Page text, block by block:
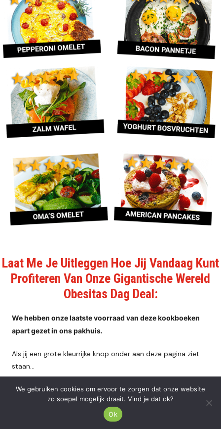
Laat Me Je Uitleggen Hoe Jij Vandaag Kunt
Profiteren Van Onze Gigantische Wereld
Obesitas Dag Deal:
We hebben onze laatste voorraad van deze kookboeken
apart gezet in ons pakhuis.
Als jij een grote kleurrijke knop onder aan deze pagina ziet
staan…
Dan betekent dat dat er nog een exemplaar beschikbaar is
Maar dat kan ieder moment veranderen.
We gebruiken cookies om ervoor te zorgen dat onze website
zo soepel mogelijk draait. Vind je dat ok?
Ok